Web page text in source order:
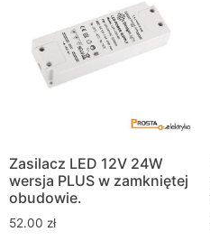
Zasilacz LED 12V 24W
wersja PLUS w zamkniętej
obudowie.
52.00 zł